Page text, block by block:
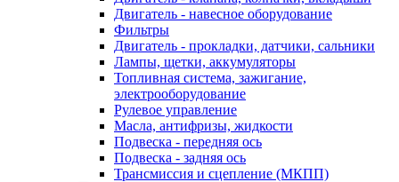
Двигатель - навесное оборудование
Фильтры
Двигатель - прокладки, датчики, сальники
Лампы, щетки, аккумуляторы
Топливная система, зажигание,
электрооборудование
Рулевое управление
Масла, антифризы, жидкости
Подвеска - передняя ось
Подвеска - задняя ось
Трансмиссия и сцепление (МКПП)